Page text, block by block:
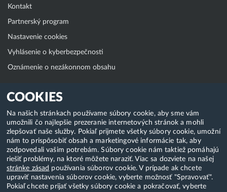
COOKIES
Na našich stránkach používame súbory cookie, aby sme vám
umožnili čo najlepšie prezeranie internetových stránok a mohli
zlepšovať naše služby. Pokiaľ prijmete všetky súbory cookie, umožní
nám to prispôsobiť obsah a marketingové informácie tak, aby
zodpovedali vašim potrebám. Súbory cookie nám taktiež pomáhajú
riešiť problémy, na ktoré môžete naraziť. Viac sa dozviete na našej
stránke zásad používania súborov cookie. V prípade ak chcete
upraviť nastavenia súborov cookie, vyberte možnosť "Spravovať".
Pokiaľ chcete prijať všetky súbory cookie a pokračovať, vyberte
Kontakt
Partnerský program
Nastavenie cookies
Vyhlásenie o kyberbezpečnosti
Oznámenie o nezákonnom obsahu
Klientská zóna
WebAdmin
WebMail
Zmena hesla (E-mail, FTP, SSH)
Webhosting
Domény